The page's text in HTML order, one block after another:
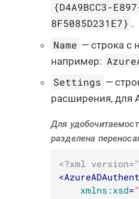
{D4A9BCC3-
8F5085D231E7} .
Name — строка с
например:
Settings —
расширения, для
Для
разделена
<?xml
<
xmlns:xsd=